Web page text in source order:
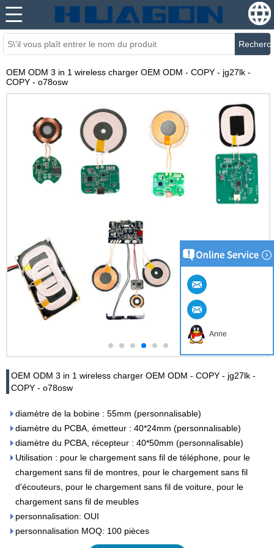
OEM ODM 3 in 1 wireless charger OEM ODM - COPY - jg27lk -
COPY - o78osw
OEM ODM 3 in 1 wireless charger OEM ODM - COPY - jg27lk -
COPY - o78osw
diamètre de la bobine : 55mm (personnalisable)
diamètre du PCBA, émetteur : 40*24mm (personnalisable)
diamètre du PCBA, récepteur : 40*50mm (personnalisable)
Utilisation : pour le chargement sans fil de téléphone, pour le
chargement sans fil de montres, pour le chargement sans fil
d'écouteurs, pour le chargement sans fil de voiture, pour le
chargement sans fil de meubles
personnalisation: OUI
personnalisation MOQ: 100 pièces
Anne